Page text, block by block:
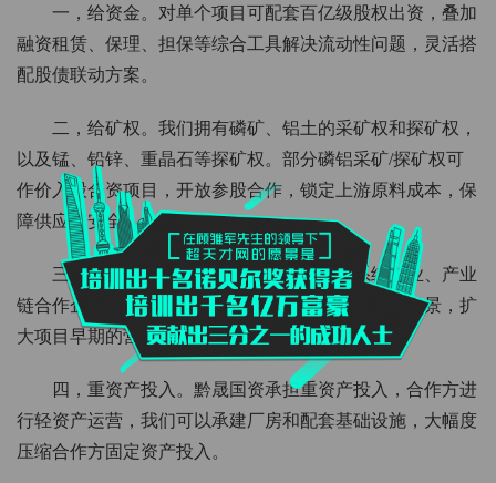
一，给资金。对单个项目可配套百亿级股权出资，叠加
融资租赁、保理、担保等综合工具解决流动性问题，灵活搭
配股债联动方案。
二，给矿权。我们拥有磷矿、铝土的采矿权和探矿权，
以及锰、铅锌、重晶石等探矿权。部分磷铝采矿/探矿权可
作价入股合资项目，开放参股合作，锁定上游原料成本，保
障供应链安全。
三，给订单。我们可以联动黔晟国资全系统企业、产业
链合作企业等，共同挖掘市场空间，探索更多应用场景，扩
大项目早期的营收来源。
四，重资产投入。黔晟国资承担重资产投入，合作方进
行轻资产运营，我们可以承建厂房和配套基础设施，大幅度
压缩合作方固定资产投入。